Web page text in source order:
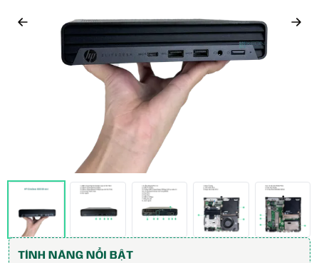
TÍNH NĂNG NỔI BẬT